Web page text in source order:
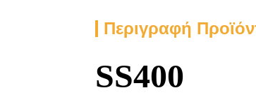
Περιγραφή
SS400